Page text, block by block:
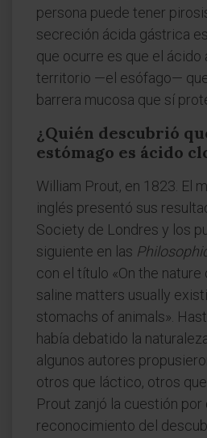
persona puede tener
secreción ácida gástrica
que ocurre es que el ácido
territorio —el esófago—
barrera mucosa que sí
¿Quién descubrió
estómago es ácido
William Prout, en 1823. El
inglés presentó sus
Society de Londres y los
siguiente en las
con el título «On the nature
saline matters usually
stomachs of animals».
había debatido la
algunos autores
otros que láctico, otros
Prout zanjó la cuestión por
reconocimiento del